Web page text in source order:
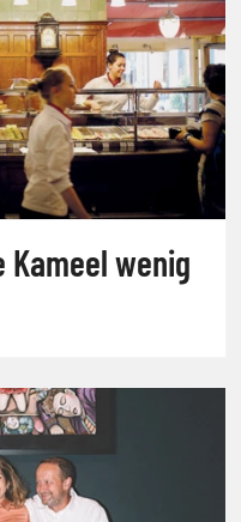
Kameel wenig